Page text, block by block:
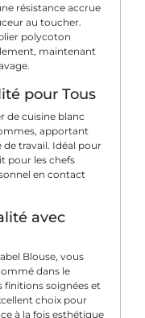
résistance accrue
au toucher.
polycoton
maintenant
pour Tous
de cuisine blanc
apportant
travail. Idéal pour
pour les chefs
en contact
avec
Blouse, vous
dans le
finitions soignées et
choix pour
à la fois esthétique